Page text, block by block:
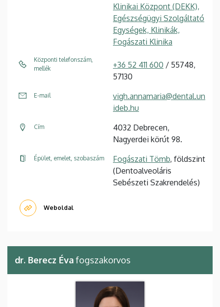
Klinikai Központ (DEKK),
Egészségügyi Szolgáltató
Egységek, Klinikák,
Fogászati Klinika
Központi telefonszám,
mellék
+36 52 411 600 / 55748,
57130
E-mail
vigh.annamaria@dental.un
ideb.hu
Cím
4032 Debrecen,
Nagyerdei körút 98.
Épület, emelet, szobaszám Fogászati Tömb, földszint
(Dentoalveoláris
Sebészeti Szakrendelés)
Weboldal
dr. Berecz Évafogszakorvos